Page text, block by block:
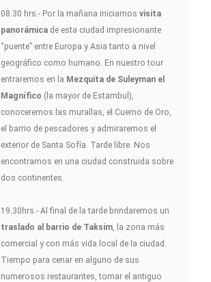
08.30 hrs.- Por la mañana iniciamos visita
panorámica de esta ciudad impresionante
“puente” entre Europa y Asia tanto a nivel
geográfico como humano. En nuestro tour
entraremos en la Mezquita de Suleyman el
Magnífico (la mayor de Estambul),
conoceremos las murallas, el Cuerno de Oro,
el barrio de pescadores y admiraremos el
exterior de Santa Sofía. Tarde libre. Nos
encontramos en una ciudad construida sobre
dos continentes.
19.30hrs.- Al final de la tarde brindaremos un
traslado al barrio de Taksim , la zona más
comercial y con más vida local de la ciudad.
Tiempo para cenar en alguno de sus
numerosos restaurantes, tomar el antiguo